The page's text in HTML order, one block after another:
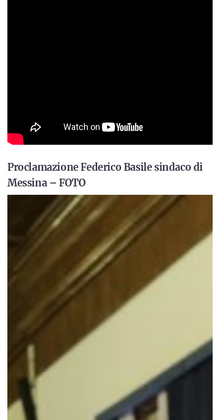
Proclamazione Federico Basile sindaco di
Messina – FOTO